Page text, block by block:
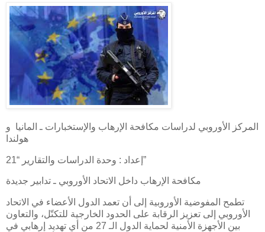
المركز الأوروبي لدراسات مكافحة الإرهاب والإستخبارات ـ المانيا و
هولندا
إعداد : وحدة الدراسات والتقارير “21”
مكافحة الإرهاب داخل الاتحاد الأوروبي ـ تدابير جديدة
تطمح المفوضية الأوروبية إلى أن تعمد الدول الأعضاء في الاتحاد
الأوروبي إلى تعزيز الرقابة على الحدود الخارجية للتكتّل، والتعاون
بين الأجهزة الأمنية لحماية الدول الـ 27 من أي تهديد إرهابي في